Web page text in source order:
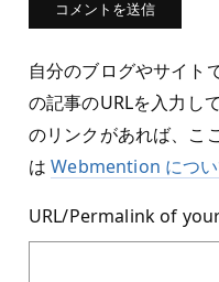
自分のブログやサイト
の記事のURLを入力し
のリンクがあれば、こ
はWebmention につ
URL/Permalink of